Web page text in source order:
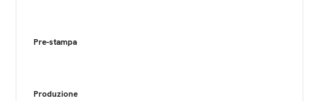
Pre-stampa
Produzione